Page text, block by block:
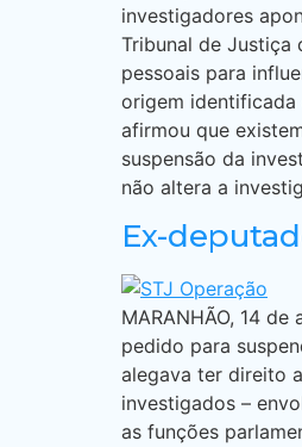
investigadores
Tribunal de Justiça
pessoais para
origem identificada
afirmou que
suspensão da
não altera a
Ex-
MARANHÃO, 14
pedido para
alegava ter direito
investigados –
as funções